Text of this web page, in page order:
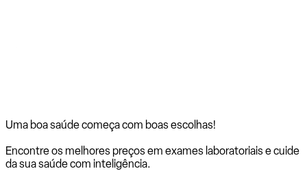
Uma boa saúde começa com boas escolhas!
Encontre os melhores preços em exames laboratoriais e cuide
da sua saúde com inteligência.